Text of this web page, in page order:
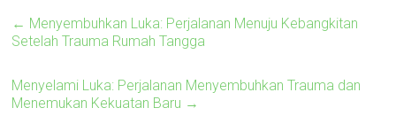
← Menyembuhkan Luka: Perjalanan Menuju Kebangkitan
Setelah Trauma Rumah Tangga
Menyelami Luka: Perjalanan Menyembuhkan Trauma dan
Menemukan Kekuatan Baru →